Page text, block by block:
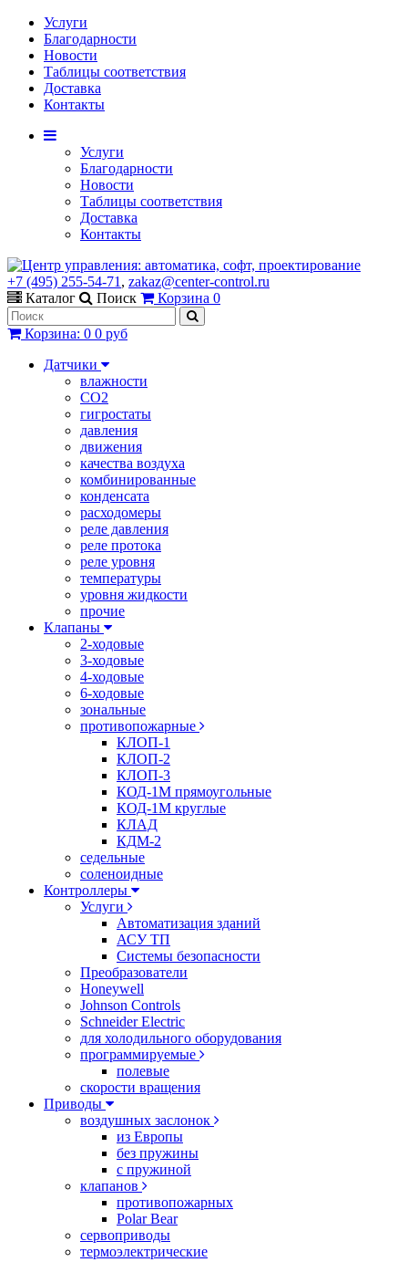
Услуги
Благодарности
Новости
Таблицы соответствия
Доставка
Контакты
Услуги
Благодарности
Новости
Таблицы соответствия
Доставка
Контакты
+7 (495) 255-54-71 , zakaz@center-control.ru
Каталог
Поиск Корзина 0
Корзина: 0 0 руб
Датчики
влажности
CO2
гигростаты
давления
движения
качества воздуха
комбинированные
конденсата
расходомеры
реле давления
реле протока
реле уровня
температуры
уровня жидкости
прочие
Клапаны
2-ходовые
3-ходовые
4-ходовые
6-ходовые
зональные
противопожарные
КЛОП-1
КЛОП-2
КЛОП-3
КОД-1М прямоугольные
КОД-1М круглые
КЛАД
КДМ-2
седельные
соленоидные
Контроллеры
Услуги
Автоматизация зданий
АСУ ТП
Системы безопасности
Преобразователи
Honeywell
Johnson Controls
Schneider Electric
для холодильного оборудования
программируемые
полевые
скорости вращения
Приводы
воздушных заслонок
из Европы
без пружины
с пружиной
клапанов
противопожарных
Polar Bear
сервоприводы
термоэлектрические